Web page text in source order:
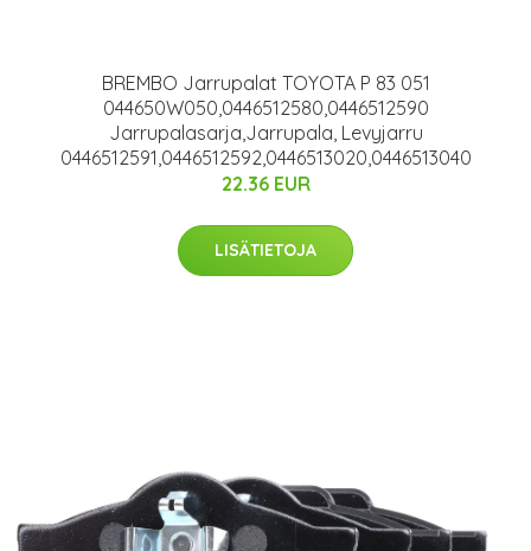
BREMBO Jarrupalat TOYOTA P 83 051
044650W050,0446512580,0446512590
Jarrupalasarja,Jarrupala, Levyjarru
0446512591,0446512592,0446513020,0446513040
22.36 EUR
LISÄTIETOJA